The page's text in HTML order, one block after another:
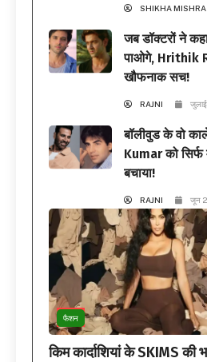
SHIKHA MISHRA
जब डॉक्टरों ने
पाओगे, Hrithik
खौफनाक सच!
RAJNI
बॉलीवुड के वो
Kumar को सिर्फ
बचाया!
RAJNI जून
फैशन
किम कार्दाशियां के SKIMS की